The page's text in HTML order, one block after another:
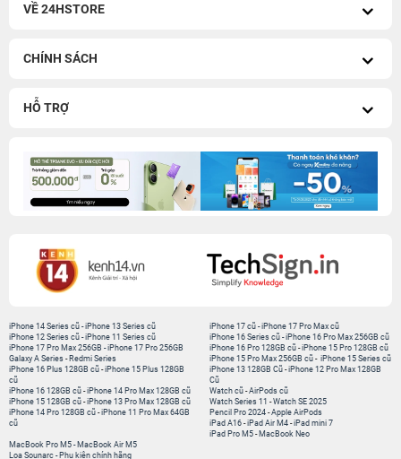
VỀ 24HSTORE
CHÍNH SÁCH
HỖ TRỢ
iPhone 14 Series cũ -iPhone 13 Series cũ
iPhone 12 Series cũ -iPhone 11 Series cũ
iPhone 17 Pro Max 256GB -iPhone 17 Pro 256GB
Galaxy A Series - Redmi Series
iPhone 17 cũ -iPhone 17 Pro Max cũ
iPhone 16 Series cũ - iPhone 16 Pro Max 256GB cũ
iPhone 16 Pro 128GB cũ -iPhone 15 Pro 128GB cũ
iPhone 15 Pro Max 256GB cũ - iPhone 15 Series cũ
iPhone 16 Plus 128GB cũ -iPhone 15 Plus 128GB
cũ
iPhone 16 128GB cũ -iPhone 14 Pro Max 128GB cũ
iPhone 15 128GB cũ -iPhone 13 Pro Max 128GB cũ
iPhone 14 Pro 128GB cũ -iPhone 11 Pro Max 64GB
cũ
iPhone 13 128GB Cũ -iPhone 12 Pro Max 128GB
Cũ
Watch cũ -AirPods cũ
Watch Series 11 -Watch SE 2025
Pencil Pro 2024 -Apple AirPods
iPad A16 -iPad Air M4 -iPad mini 7
iPad Pro M5 - MacBook Neo
MacBook Pro M5 - MacBook Air M5
Loa Sounarc - Phụ kiện chính hãng